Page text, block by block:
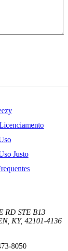
Justo
RD STE B13
KY, 42101-4136
8050